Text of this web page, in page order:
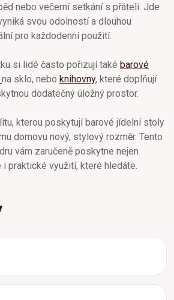
nebo večerní setkání s přáteli. Jde
svou odolností a dlouhou
pro každodenní použití.
si lidé často pořizují také barové
na sklo, nebo knihovny, které doplňují
dodatečný úložný prostor.
kterou poskytují barové jídelní stoly
domovu nový, stylový rozměr. Tento
vám zaručeně poskytne nejen
praktické využití, které hledáte.